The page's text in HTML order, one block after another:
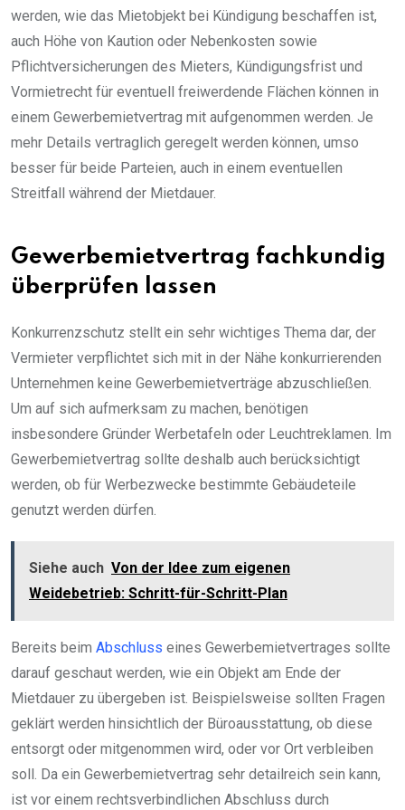
werden, wie das Mietobjekt bei Kündigung beschaffen ist,
auch Höhe von Kaution oder Nebenkosten sowie
Pflichtversicherungen des Mieters, Kündigungsfrist und
Vormietrecht für eventuell freiwerdende Flächen können in
einem Gewerbemietvertrag mit aufgenommen werden. Je
mehr Details vertraglich geregelt werden können, umso
besser für beide Parteien, auch in einem eventuellen
Streitfall während der Mietdauer.
Gewerbemietvertrag fachkundig
überprüfen lassen
Konkurrenzschutz stellt ein sehr wichtiges Thema dar, der
Vermieter verpflichtet sich mit in der Nähe konkurrierenden
Unternehmen keine Gewerbemietverträge abzuschließen.
Um auf sich aufmerksam zu machen, benötigen
insbesondere Gründer Werbetafeln oder Leuchtreklamen. Im
Gewerbemietvertrag sollte deshalb auch berücksichtigt
werden, ob für Werbezwecke bestimmte Gebäudeteile
genutzt werden dürfen.
Siehe auch Von der Idee zum eigenen
Weidebetrieb: Schritt-für-Schritt-Plan
Bereits beim Abschluss eines Gewerbemietvertrages sollte
darauf geschaut werden, wie ein Objekt am Ende der
Mietdauer zu übergeben ist. Beispielsweise sollten Fragen
geklärt werden hinsichtlich der Büroausstattung, ob diese
entsorgt oder mitgenommen wird, oder vor Ort verbleiben
soll. Da ein Gewerbemietvertrag sehr detailreich sein kann,
ist vor einem rechtsverbindlichen Abschluss durch